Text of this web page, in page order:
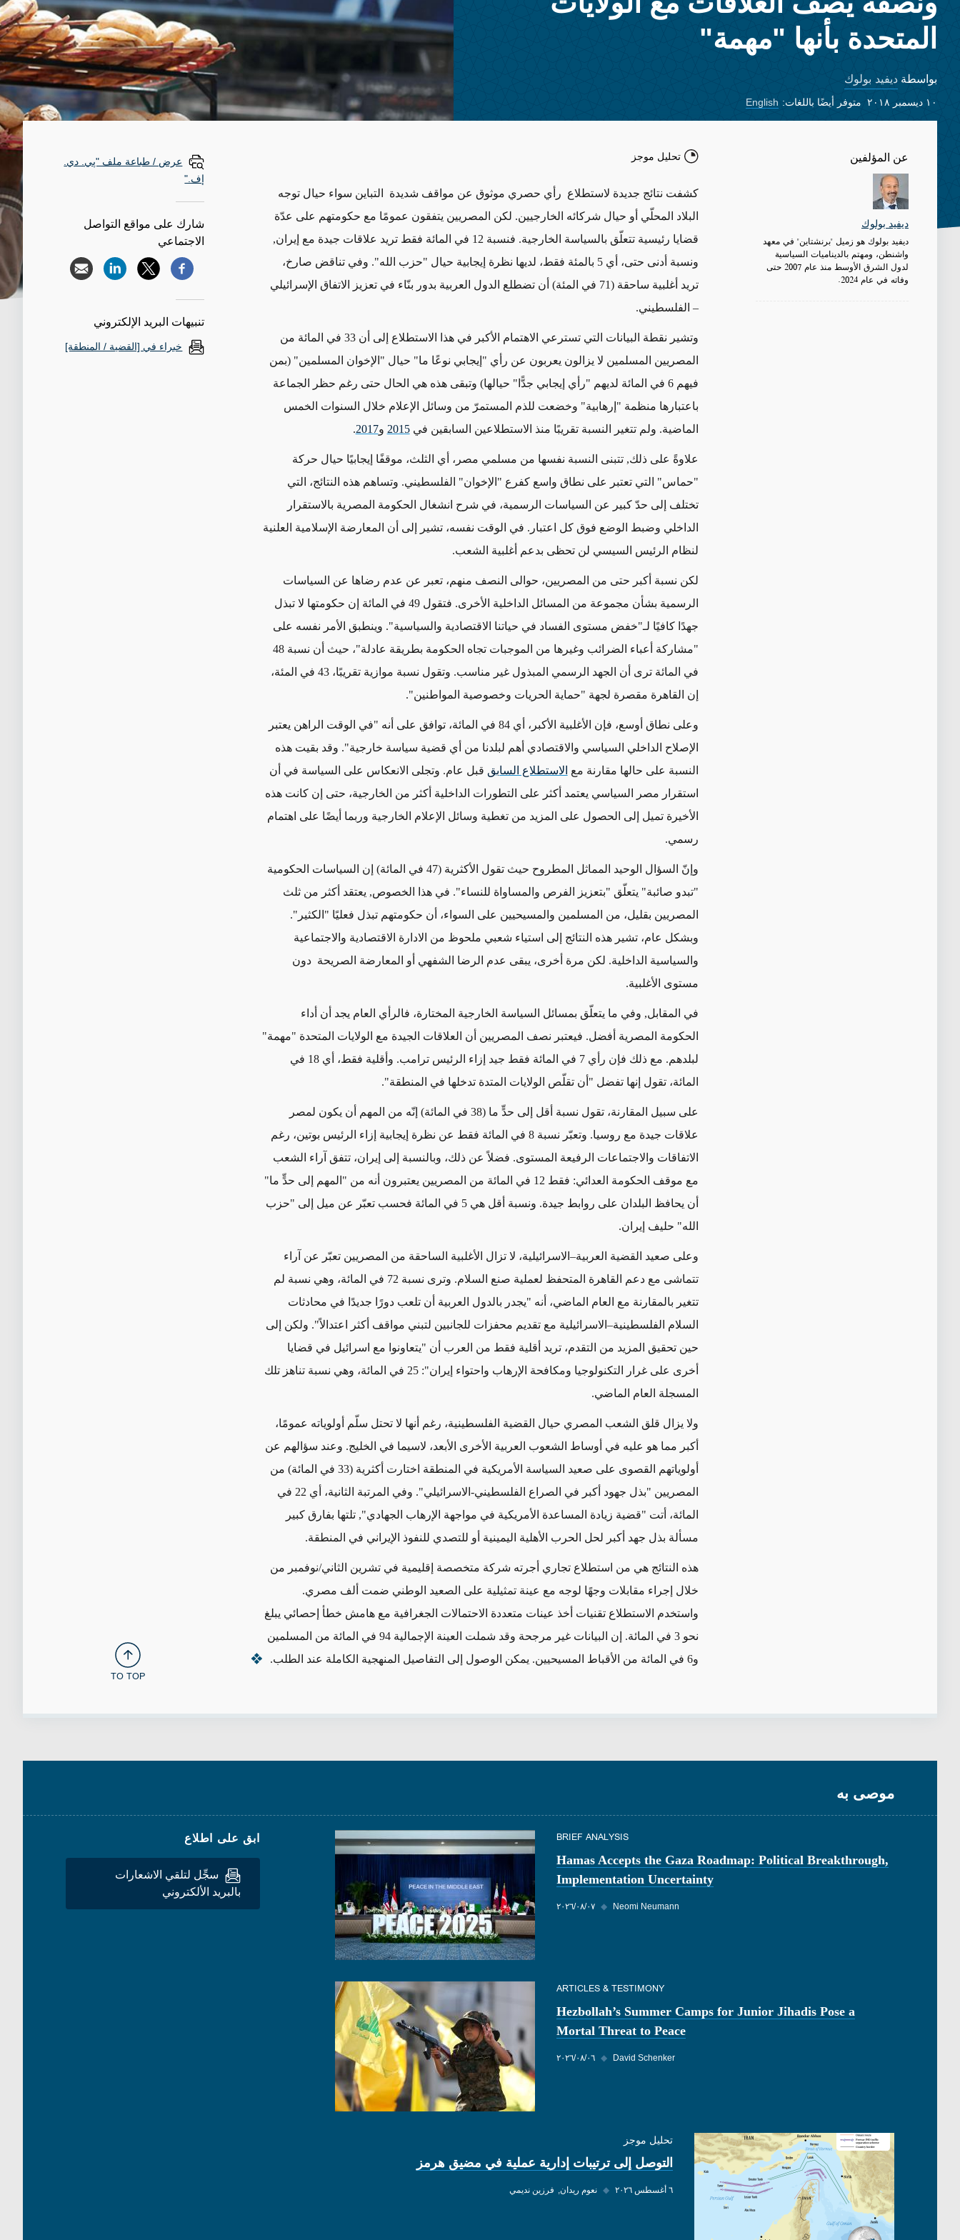
المتحدة بأنها "مهمة"
بواسطة ديفيد بولوك
١٠ ديسمبر ٢٠١٨ متوفر أيضًا باللغات: English
عن المؤلفين
ديفيد بولوك
ديفيد بولوك هو زميل "برنشتاين" في معهد
واشنطن، ومهتم بالديناميات السياسية
لدول الشرق الأوسط منذ عام 2007 حتى
وفاته في عام 2024.
تحليل موجز
كشفت نتائج جديدة لاستطلاع رأي حصري موثوق عن مواقف شديدة التباين سواء حيال توجه
البلاد المحلّي أو حيال شركائه الخارجيين. لكن المصريين يتفقون عمومًا مع حكومتهم على عدّة
قضايا رئيسية تتعلّق بالسياسة الخارجية. فنسبة 12 في المائة فقط تريد علاقات جيدة مع إيران,
ونسبة أدنى حتى، أي 5 بالمئة فقط، لديها نظرة إيجابية حيال "حزب الله". وفي تناقض صارخ،
تريد أغلبية ساحقة (71 في المئة) أن تضطلع الدول العربية بدور بنّاء في تعزيز الاتفاق الإسرائيلي
– الفلسطيني.
وتشير نقطة البيانات التي تسترعي الاهتمام الأكبر في هذا الاستطلاع إلى أن 33 في المائة من
المصريين المسلمين لا يزالون يعربون عن رأي "إيجابي نوعًا ما" حيال "الإخوان المسلمين" (بمن
فيهم 6 في المائة لديهم "رأي إيجابي جدًّا" حيالها) وتبقى هذه هي الحال حتى رغم حظر الجماعة
باعتبارها منظمة "إرهابية" وخضعت للذم المستمرّ من وسائل الإعلام خلال السنوات الخمس
الماضية. ولم تتغير النسبة تقريبًا منذ الاستطلاعين السابقين في2015 و2017
.
علاوةً على ذلك, تتبنى النسبة نفسها من مسلمي مصر، أي الثلث، موقفًا إيجابيًا حيال حركة
"حماس" التي تعتبر على نطاق واسع كفرع "الإخوان" الفلسطيني. وتساهم هذه النتائج، التي
تختلف إلى حدّ كبير عن السياسات الرسمية، في شرح انشغال الحكومة المصرية بالاستقرار
الداخلي وضبط الوضع فوق كل اعتبار. في الوقت نفسه، تشير إلى أن المعارضة الإسلامية العلنية
لنظام الرئيس السيسي لن تحظى بدعم أغلبية الشعب.
لكن نسبة أكبر حتى من المصريين، حوالى النصف منهم، تعبر عن عدم رضاها عن السياسات
الرسمية بشأن مجموعة من المسائل الداخلية الأخرى. فتقول 49 في المائة إن حكومتها لا تبذل
جهدًا كافيًا لـ"خفض مستوى الفساد في حياتنا الاقتصادية والسياسية". وينطبق الأمر نفسه على
"مشاركة أعباء الضرائب وغيرها من الموجبات تجاه الحكومة بطريقة عادلة"، حيث أن نسبة 48
في المائة ترى أن الجهد الرسمي المبذول غير مناسب. وتقول نسبة موازية تقريبًا، 43 في المئة،
إن القاهرة مقصرة لجهة "حماية الحريات وخصوصية المواطنين".
وعلى نطاق أوسع، فإن الأغلبية الأكبر، أي 84 في المائة، توافق على أنه "في الوقت الراهن يعتبر
الإصلاح الداخلي السياسي والاقتصادي أهم لبلدنا من أي قضية سياسة خارجية". وقد بقيت هذه
النسبة على حالها مقارنة مع الاستطلاع السابق قبل عام. وتجلى الانعكاس على السياسة في أن
استقرار مصر السياسي يعتمد أكثر على التطورات الداخلية أكثر من الخارجية، حتى إن كانت هذه
الأخيرة تميل إلى الحصول على المزيد من تغطية وسائل الإعلام الخارجية وربما أيضًا على اهتمام
رسمي.
وإنّ السؤال الوحيد المماثل المطروح حيث تقول الأكثرية (47 في المائة) إن السياسات الحكومية
"تبدو صائبة" يتعلّق "بتعزيز الفرص والمساواة للنساء". في هذا الخصوص, يعتقد أكثر من ثلث
المصريين بقليل، من المسلمين والمسيحيين على السواء، أن حكومتهم تبذل فعليًا "الكثير".
وبشكل عام، تشير هذه النتائج إلى استياء شعبي ملحوظ من الادارة الاقتصادية والاجتماعية
والسياسية الداخلية. لكن مرة أخرى، يبقى عدم الرضا الشفهي أو المعارضة الصريحة دون
مستوى الأغلبية.
في المقابل, وفي ما يتعلّق بمسائل السياسة الخارجية المختارة، فالرأي العام يجد أن أداء
الحكومة المصرية أفضل. فيعتبر نصف المصريين أن العلاقات الجيدة مع الولايات المتحدة "مهمة"
لبلدهم. مع ذلك فإن رأي 7 في المائة فقط جيد إزاء الرئيس ترامب. وأقلية فقط، أي 18 في
المائة، تقول إنها تفضل "أن تقلّص الولايات المتدة تدخلها في المنطقة".
على سبيل المقارنة، تقول نسبة أقل إلى حدٍّ ما (38 في المائة) إنّه من المهم أن يكون لمصر
علاقات جيدة مع روسيا. وتعبّر نسبة 8 في المائة فقط عن نظرة إيجابية إزاء الرئيس بوتين، رغم
الاتفاقات والاجتماعات الرفيعة المستوى. فضلاً عن ذلك، وبالنسبة إلى إيران، تتفق آراء الشعب
مع موقف الحكومة العدائي: فقط 12 في المائة من المصريين يعتبرون أنه من "المهم إلى حدٍّ ما"
أن يحافظ البلدان على روابط جيدة. ونسبة أقل هي 5 في المائة فحسب تعبّر عن ميل إلى "حزب
الله" حليف إيران.
وعلى صعيد القضية العربية–الاسرائيلية، لا تزال الأغلبية الساحقة من المصريين تعبّر عن آراء
تتماشى مع دعم القاهرة المتحفظ لعملية صنع السلام. وترى نسبة 72 في المائة، وهي نسبة لم
تتغير بالمقارنة مع العام الماضي، أنه "يجدر بالدول العربية أن تلعب دورًا جديدًا في محادثات
السلام الفلسطينية–الاسرائيلية مع تقديم محفزات للجانبين لتبني مواقف أكثر اعتدالاً". ولكن إلى
حين تحقيق المزيد من التقدم، تريد أقلية فقط من العرب أن "يتعاونوا مع اسرائيل في قضايا
أخرى على غرار التكنولوجيا ومكافحة الإرهاب واحتواء إيران": 25 في المائة، وهي نسبة تناهز تلك
المسجلة العام الماضي.
ولا يزال قلق الشعب المصري حيال القضية الفلسطينية، رغم أنها لا تحتل سلّم أولوياته عمومًا،
أكبر مما هو عليه في أوساط الشعوب العربية الأخرى الأبعد، لاسيما في الخليج. وعند سؤالهم عن
أولوياتهم القصوى على صعيد السياسة الأمريكية في المنطقة اختارت أكثرية (33 في المائة) من
المصريين "بذل جهود أكبر في الصراع الفلسطيني-الاسرائيلي". وفي المرتبة الثانية، أي 22 في
المائة، أتت "قضية زيادة المساعدة الأمريكية في مواجهة الإرهاب الجهادي", تلتها بفارق كبير
مسألة بذل جهد أكبر لحل الحرب الأهلية اليمينية أو للتصدي للنفوذ الإيراني في المنطقة.
هذه النتائج هي من استطلاع تجاري أجرته شركة متخصصة إقليمية في تشرين الثاني/نوفمبر من
خلال إجراء مقابلات وجهًا لوجه مع عينة تمثيلية على الصعيد الوطني ضمت ألف مصري.
واستخدم الاستطلاع تقنيات أخذ عينات متعددة الاحتمالات الجغرافية مع هامش خطأ إحصائي يبلغ
نحو 3 في المائة. إن البيانات غير مرجحة وقد شملت العينة الإجمالية 94 في المائة من المسلمين
و6 في المائة من الأقباط المسيحيين. يمكن الوصول إلى التفاصيل المنهجية الكاملة عند الطلب.
عرض / طباعة ملف "پي. دي.
إف."
شارك على مواقع التواصل
الاجتماعي
تنبيهات البريد الإلكتروني
خبراء في [القضية / المنطقة]
TO TOP
موصى به
BRIEF ANALYSIS
Hamas Accepts the Gaza Roadmap: Political Breakthrough,
Implementation Uncertainty
٠٧‏/٠٨‏/٢٠٢٦ ◆ Neomi Neumann
ARTICLES & TESTIMONY
Hezbollah’s Summer Camps for Junior Jihadis Pose a
Mortal Threat to Peace
٠٦‏/٠٨‏/٢٠٢٦ ◆ David Schenker
تحليل موجز
التوصل إلى ترتيبات إدارية عملية في مضيق هرمز
٦ أغسطس ٢٠٢٦ ◆ نعوم ريدان فرزين نديمي
ابق على اطلاع
سجِّل لتلقي الاشعارات
بالبريد الألكتروني